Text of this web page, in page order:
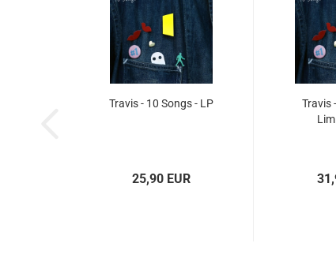
Travis - 10 Songs - LP
25,90 EUR
Travis